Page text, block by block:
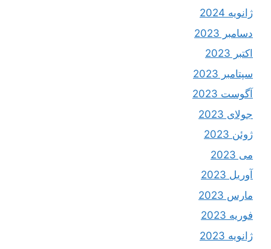
ژانویه 2024
دسامبر 2023
اکتبر 2023
سپتامبر 2023
آگوست 2023
جولای 2023
ژوئن 2023
می 2023
آوریل 2023
مارس 2023
فوریه 2023
ژانویه 2023